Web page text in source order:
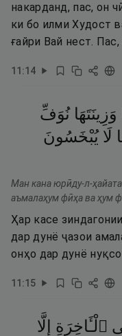
накарданд, пас, он
ки бо илми Худост
ғайри Вай нест.
11:14
وَزِينَتَهَا نُوَفِّ
لَا يُبْخَسُونَ
Ман кана юрӣду-л-
аъмалаҳум фӣҳа ва ҳум
Ҳар касе
дар дунё ҷазои
онҳо дар дунё
11:15
ٱلْـَٔاخِرَةِ
إِلَّا